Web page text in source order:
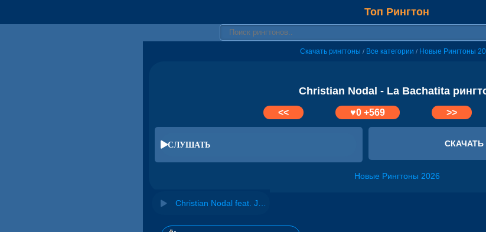
Топ Рингтон
Скачать рингтоны / Все категории / Новые Рингтоны
Christian Nodal - La Bachatita
<< ♥0+569 >>
СЛУШАТЬ СКАЧАТЬ
Новые Рингтоны 2026